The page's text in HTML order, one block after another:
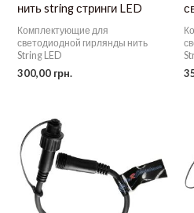
нить string стринги LED
Комплектующие для
светодиодной гирлянды нить
String LED
300,00 грн.